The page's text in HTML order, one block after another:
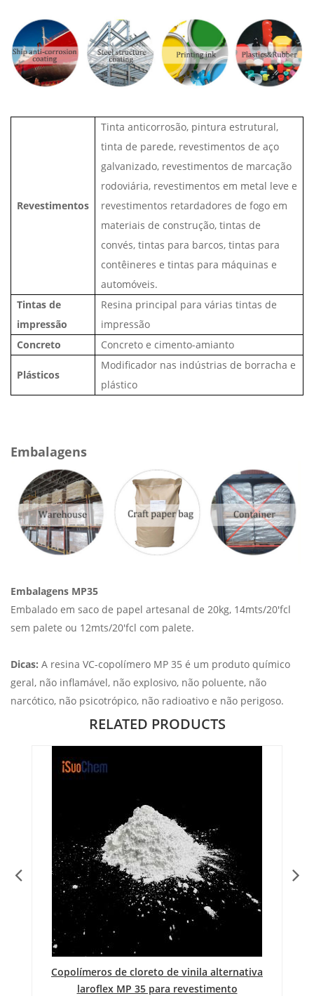
Revestimentos
Tinta anticorrosão, pintura estrutural,
tinta de parede, revestimentos de aço
galvanizado, revestimentos de marcação
rodoviária, revestimentos em metal leve e
revestimentos retardadores de fogo em
materiais de construção, tintas de
convés, tintas para barcos, tintas para
contêineres e tintas para máquinas e
automóveis.
Tintas de
impressão
Resina principal para várias tintas de
impressão
Concreto
Concreto e cimento-amianto
Plásticos
Modificador nas indústrias de borracha e
plástico
Embalagens
Embalagens MP35
Embalado em saco de papel artesanal de 20kg, 14mts/20'fcl
sem palete ou 12mts/20'fcl com palete.
Dicas: A resina VC-copolímero MP 35 é um produto químico
geral, não inflamável, não explosivo, não poluente, não
narcótico, não psicotrópico, não radioativo e não perigoso.
RELATED PRODUCTS
Copolímeros de cloreto de vinila alternativa
laroflex MP 35 para revestimento